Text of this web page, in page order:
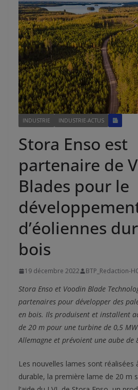
INDUSTRIE INDUSTRIE-ACTUS
Stora Enso est
partenaire de
Blades pour le
d’éoliennes
bois
19 décembre 2022 BTP_Redaction-
Stora Enso et Voodin Blade
partenaires pour développer des
en bois. Ils produisent et installent
de 20 m pour une turbine de 0,5
Allemagne et prévoient une aube de
Les nouvelles lames sont réalisées
durable, la première lame de 20 m